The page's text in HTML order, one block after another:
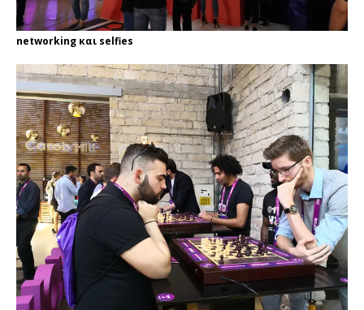
networking και selfies